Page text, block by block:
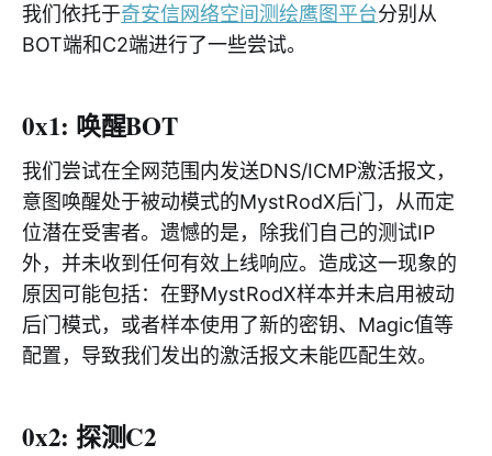
我们依托于奇安信网络空间测绘鹰图平台分别从
BOT端和C2端进行了一些尝试。
0x1: 唤醒BOT
我们尝试在全网范围内发送DNS/ICMP激活报文，
意图唤醒处于被动模式的MystRodX后门，从而定
位潜在受害者。遗憾的是，除我们自己的测试IP
外，并未收到任何有效上线响应。造成这一现象的
原因可能包括：在野MystRodX样本并未启用被动
后门模式，或者样本使用了新的密钥、Magic值等
配置，导致我们发出的激活报文未能匹配生效。
0x2: 探测C2